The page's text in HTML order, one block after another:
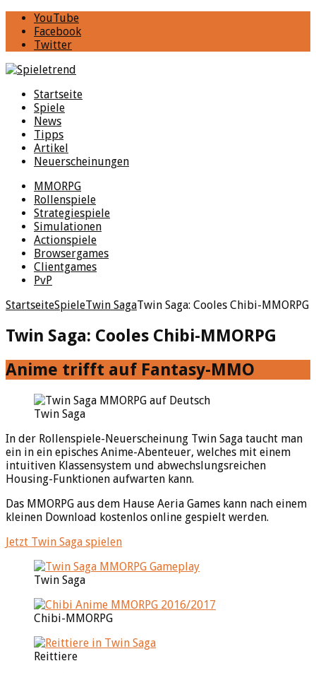
YouTube
Facebook
Twitter
Startseite
Spiele
News
Tipps
Artikel
Neuerscheinungen
MMORPG
Rollenspiele
Strategiespiele
Simulationen
Actionspiele
Browsergames
Clientgames
PvP
StartseiteSpieleTwin SagaTwin Saga: Cooles Chibi-MMORPG
Twin Saga: Cooles Chibi-MMORPG
Anime trifft auf Fantasy-MMO
Twin Saga
In der Rollenspiele-Neuerscheinung Twin Saga taucht man
ein in ein episches Anime-Abenteuer, welches mit einem
intuitiven Klassensystem und abwechslungsreichen
Housing-Funktionen aufwarten kann.
Das MMORPG aus dem Hause Aeria Games kann nach einem
kleinen Download kostenlos online gespielt werden.
Jetzt Twin Saga spielen
Twin Saga
Chibi-MMORPG
Reittiere